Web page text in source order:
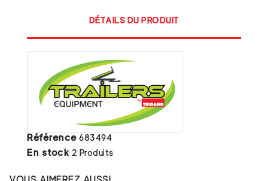
DÉTAILS DU PRODUIT
Référence 683494
En stock 2 Produits